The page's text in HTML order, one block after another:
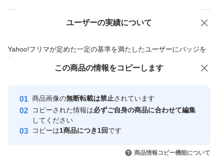
ユーザーの実績について
Yahoo!フリマが定めた一定の基準を満たしたユーザーにバッジを
付与しています
安心取引出品者
心・安全なユーザーです
取引実績
引を完了させた実績があります
価格の相談 商品への質問
この商品の情報をコピーします
商品画像の無断転載は禁止されています
コピーされた情報は必ずご自身の商品に合わせて編集
してください
コピーは1商品につき1回です
商品情報コピー機能について
この商品をみている人にオススメ